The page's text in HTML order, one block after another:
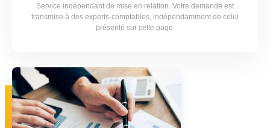
Service indépendant de mise en relation. Votre demande est
transmise à des experts-comptables, indépendamment de celui
présenté sur cette page.